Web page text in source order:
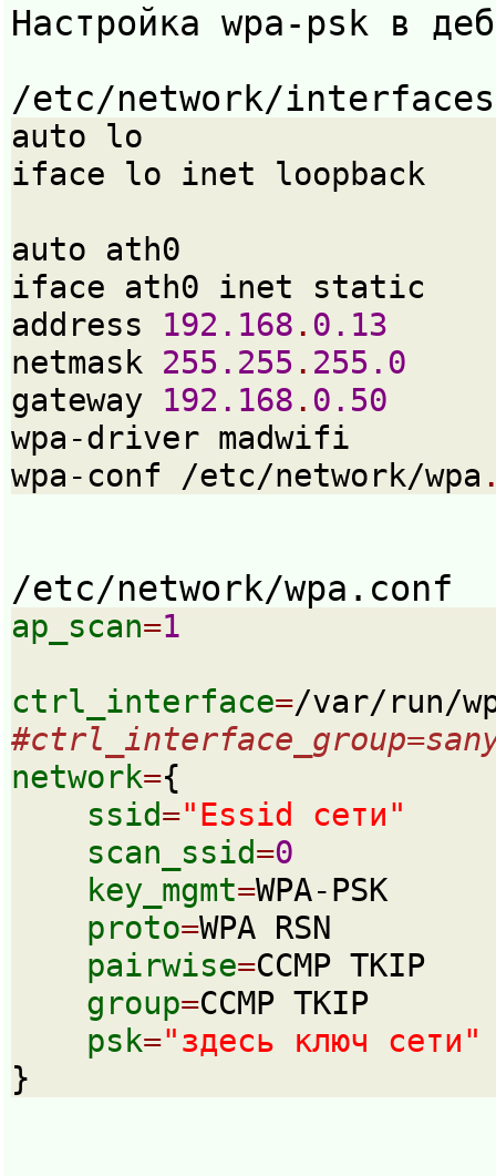
Настройка wpa-psk в
/etc/network/interfaces
auto lo
iface lo inet loopback
auto ath0
iface ath0 inet static
address 192.168 . 0.13
netmask 255.255 . 255.0
gateway 192.168 . 0.50
wpa-driver madwifi
wpa-conf /etc/network/wpa
/etc/network/wpa.conf
ap_scan=1
ctrl_interface=/var/run/
network={
ssid="Essid сети"
scan_ssid=0
key_mgmt=WPA-PSK
proto=WPA RSN
pairwise=CCMP TKIP
group=CCMP TKIP
psk="здесь ключ сети"
}